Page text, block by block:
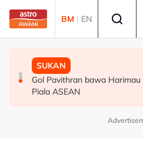
Skip to main content
BM | EN
MALAYSIA
Berita tempatan pilihan
MALAYSIA
Bapa lemas cuba
SUKAN
Gol Pavithran bawa
Piala ASEAN